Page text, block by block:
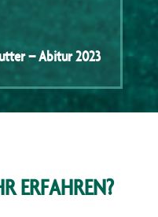
– Abitur 2023
ERFAHREN?